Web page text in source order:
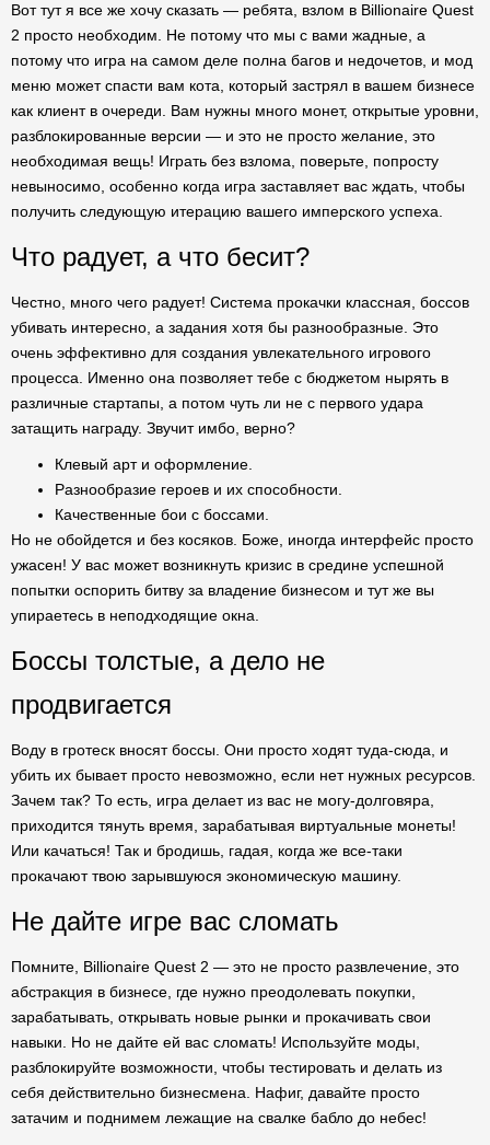
Вот тут я все же хочу сказать — ребята, взлом в Billionaire Quest
2 просто необходим. Не потому что мы с вами жадные, а
потому что игра на самом деле полна багов и недочетов, и мод
меню может спасти вам кота, который застрял в вашем бизнесе
как клиент в очереди. Вам нужны много монет, открытые уровни,
разблокированные версии — и это не просто желание, это
необходимая вещь! Играть без взлома, поверьте, попросту
невыносимо, особенно когда игра заставляет вас ждать, чтобы
получить следующую итерацию вашего имперского успеха.
Что радует, а что бесит?
Честно, много чего радует! Система прокачки классная, боссов
убивать интересно, а задания хотя бы разнообразные. Это
очень эффективно для создания увлекательного игрового
процесса. Именно она позволяет тебе с бюджетом нырять в
различные стартапы, а потом чуть ли не с первого удара
затащить награду. Звучит имбо, верно?
Клевый арт и оформление.
Разнообразие героев и их способности.
Качественные бои с боссами.
Но не обойдется и без косяков. Боже, иногда интерфейс просто
ужасен! У вас может возникнуть кризис в средине успешной
попытки оспорить битву за владение бизнесом и тут же вы
упираетесь в неподходящие окна.
Боссы толстые, а дело не
продвигается
Воду в гротеск вносят боссы. Они просто ходят туда-сюда, и
убить их бывает просто невозможно, если нет нужных ресурсов.
Зачем так? То есть, игра делает из вас не могу-долговяра,
приходится тянуть время, зарабатывая виртуальные монеты!
Или качаться! Так и бродишь, гадая, когда же все-таки
прокачают твою зарывшуюся экономическую машину.
Не дайте игре вас сломать
Помните, Billionaire Quest 2 — это не просто развлечение, это
абстракция в бизнесе, где нужно преодолевать покупки,
зарабатывать, открывать новые рынки и прокачивать свои
навыки. Но не дайте ей вас сломать! Используйте моды,
разблокируйте возможности, чтобы тестировать и делать из
себя действительно бизнесмена. Нафиг, давайте просто
затачим и поднимем лежащие на свалке бабло до небес!